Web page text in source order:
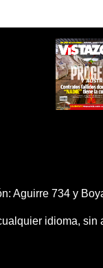
Aguirre 734 y
idioma,